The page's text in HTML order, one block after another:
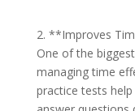
2. **Improves
One of the
managing time
practice tests